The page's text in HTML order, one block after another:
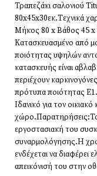
Τραπεζάκι σαλονιού
80x45x30εκ.Τεχνικά
Μήκος 80 x Βάθος 45 x
Κατασκευασμένο από
ποιότητας υψηλών
κατασκευής είναι
περιέχουν
πρότυπα ποιότητας Ε1.
Ιδανικό για τον
χώρο.Παρατηρήσεις:Το
εργοστασιακή του
συναρμολόγησης.Η
ενδέχεται να
απεικόνισή του στην